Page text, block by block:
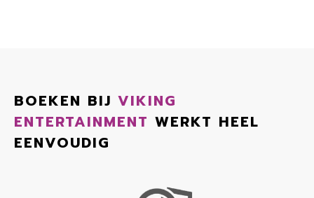
BOEKEN BIJ VIKING
ENTERTAINMENT WERKT HEEL
EENVOUDIG